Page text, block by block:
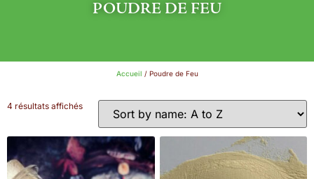
POUDRE DE FEU
Accueil / Poudre de Feu
4 résultats affichés